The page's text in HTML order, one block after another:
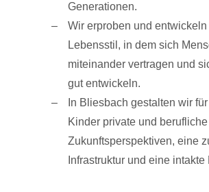
Generationen.
Wir erproben und entwickeln
Lebensstil, in dem sich
miteinander vertragen und
gut entwickeln.
In Bliesbach gestalten wir
Kinder private und berufliche
Zukunftsperspektiven, eine
Infrastruktur und eine intakte